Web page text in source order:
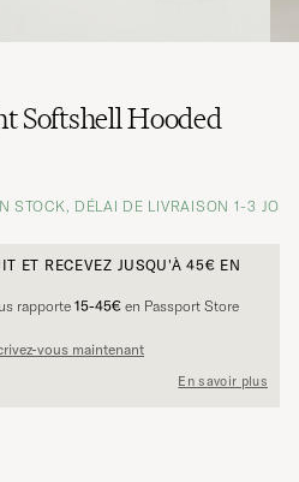
Softshell Hooded
STOCK, DÉLAI DE LIVRAISON 1-3 JO
ET RECEVEZ JUSQU'À45€ EN
rapporte 15-45€ en Passport Store
vous maintenant
En savoir plus